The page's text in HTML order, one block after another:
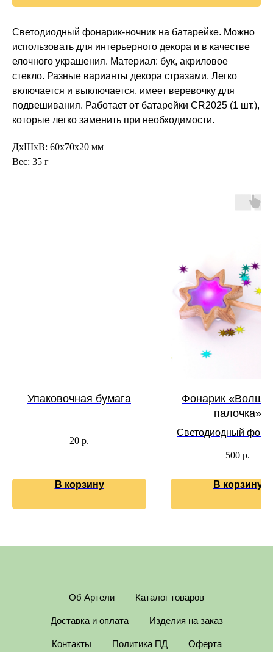
Светодиодный фонарик-ночник на батарейке. Можно
использовать для интерьерного декора и в качестве
елочного украшения. Материал: бук, акриловое
стекло. Разные варианты декора стразами. Легко
включается и выключается, имеет веревочку для
подвешивания. Работает от батарейки CR2025 (1 шт.),
которые легко заменить при необходимости.
ДxШxВ: 60x70x20 мм
Вес: 35 г
Упаковочная бумага
20 р.
В корзину
Фонарик
палочка»
Светодиодный
500 р.
В корзину
Об Артели Каталог товаров
Доставка и оплата Изделия на заказ
Контакты Политика ПД Оферта